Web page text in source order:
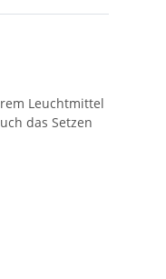
Leuchtmittel
das Setzen